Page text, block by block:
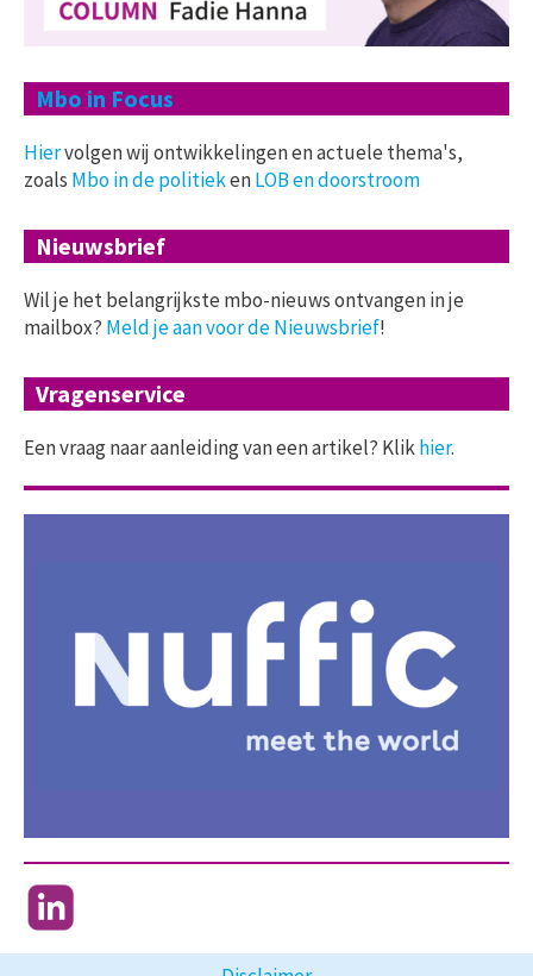
Mbo in Focus
Hiervolgen wij ontwikkelingen en actuele thema's,
zoals Mbo in de politiekenLOB en doorstroom
Nieuwsbrief
Wil je het belangrijkste mbo-nieuws ontvangen in je
mailbox? Meld je aan voor de Nieuwsbrief!
Vragenservice
Een vraag naar aanleiding van een artikel? Klikhier.